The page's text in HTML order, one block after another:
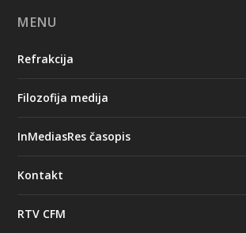
MENU
Refrakcija
Filozofija medija
InMediasRes časopis
Kontakt
RTV CFM